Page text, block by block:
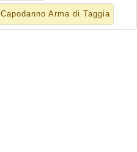
Capodanno Arma di Taggia